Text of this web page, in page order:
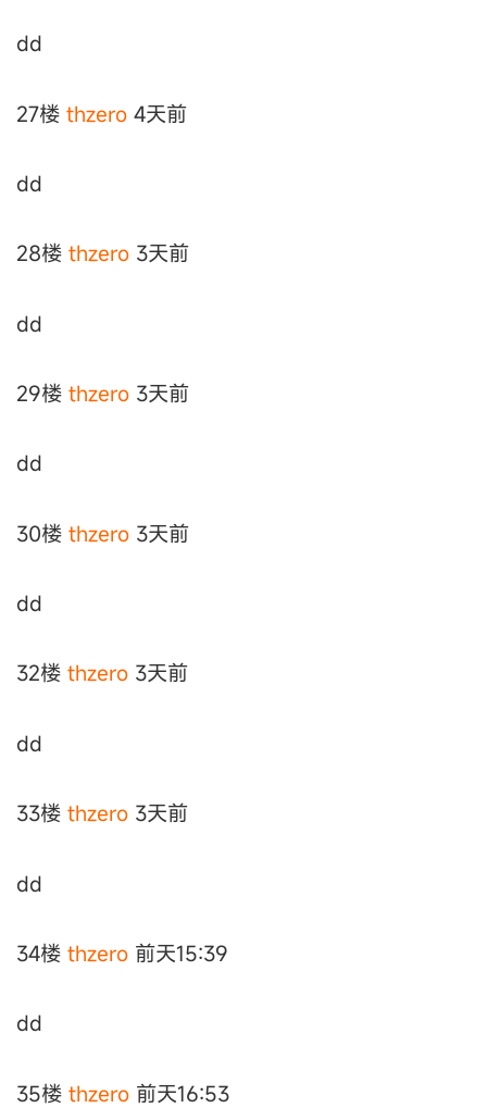
dd
27楼 thzero 4天前
dd
28楼 thzero 3天前
dd
29楼 thzero 3天前
dd
30楼 thzero 3天前
dd
32楼 thzero 3天前
dd
33楼 thzero 3天前
dd
34楼 thzero 前天15:39
dd
35楼 thzero 前天16:53